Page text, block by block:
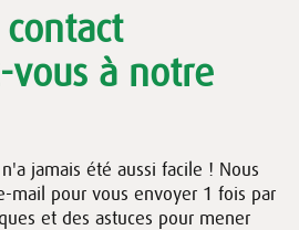
vous à notre
jamais été aussi facile ! Nous
mail pour vous envoyer 1 fois par
et des astuces pour mener